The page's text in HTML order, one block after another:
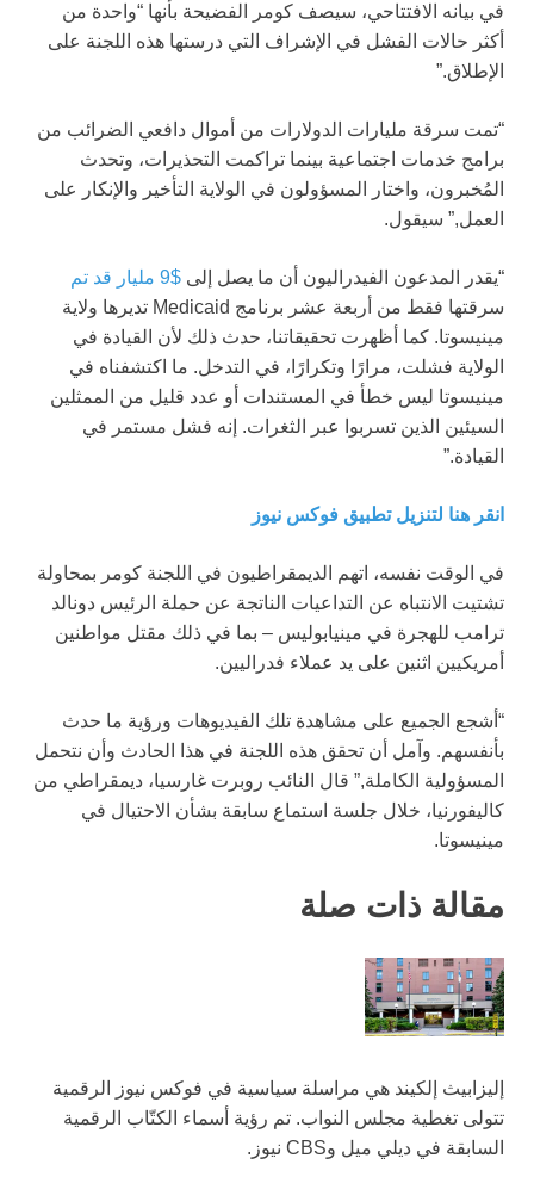
في بيانه الافتتاحي، سيصف كومر الفضيحة بأنها “واحدة من
أكثر حالات الفشل في الإشراف التي درستها هذه اللجنة على
الإطلاق.”
“تمت سرقة مليارات الدولارات من أموال دافعي الضرائب من
برامج خدمات اجتماعية بينما تراكمت التحذيرات، وتحدث
المُخبرون، واختار المسؤولون في الولاية التأخير والإنكار على
العمل,” سيقول.
“يقدر المدعون الفيدراليون أن ما يصل إلى $9 مليار قد تم
سرقتها فقط من أربعة عشر برنامج Medicaid تديرها ولاية
مينيسوتا. كما أظهرت تحقيقاتنا، حدث ذلك لأن القيادة في
الولاية فشلت، مرارًا وتكرارًا، في التدخل. ما اكتشفناه في
مينيسوتا ليس خطأ في المستندات أو عدد قليل من الممثلين
السيئين الذين تسربوا عبر الثغرات. إنه فشل مستمر في
القيادة.”
انقر هنا لتنزيل تطبيق فوكس نيوز
في الوقت نفسه، اتهم الديمقراطيون في اللجنة كومر بمحاولة
تشتيت الانتباه عن التداعيات الناتجة عن حملة الرئيس دونالد
ترامب للهجرة في مينيابوليس – بما في ذلك مقتل مواطنين
أمريكيين اثنين على يد عملاء فدراليين.
“أشجع الجميع على مشاهدة تلك الفيديوهات ورؤية ما حدث
بأنفسهم. وآمل أن تحقق هذه اللجنة في هذا الحادث وأن نتحمل
المسؤولية الكاملة,” قال النائب روبرت غارسيا، ديمقراطي من
كاليفورنيا، خلال جلسة استماع سابقة بشأن الاحتيال في
مينيسوتا.
مقالة ذات صلة
إليزابيث إلكيند هي مراسلة سياسية في فوكس نيوز الرقمية
تتولى تغطية مجلس النواب. تم رؤية أسماء الكتّاب الرقمية
السابقة في ديلي ميل وCBS نيوز.